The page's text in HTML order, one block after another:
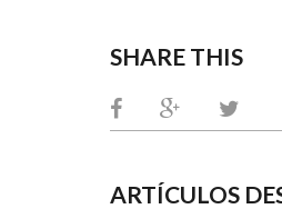
SHARE THIS
ARTÍCULOS